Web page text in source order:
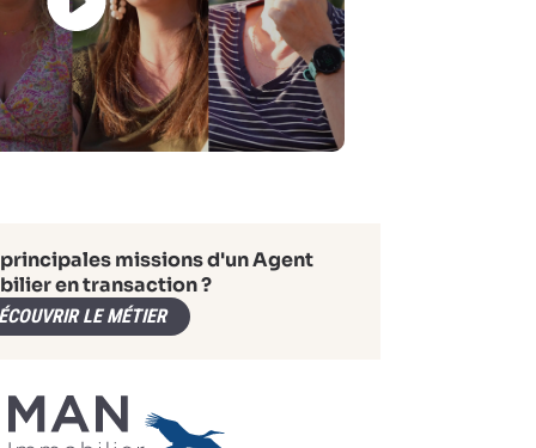
missions d'un Agent
en transaction ?
LE MÉTIER